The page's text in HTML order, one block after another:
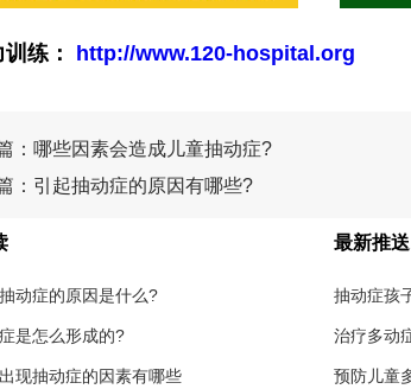
练： http://www.120-hospital.org
： 哪些因素会造成儿童抽动症?
： 引起抽动症的原因有哪些?
动症的原因是什么?
是怎么形成的?
现抽动症的因素有哪些
最新推送
抽动症孩
治疗多动
预防儿童